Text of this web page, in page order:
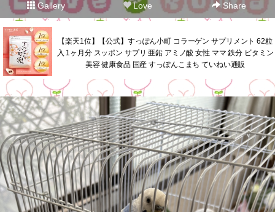
Gallery Love Share
【楽天1位】【公式】すっぽん小町 コラーゲン サプリメント 62粒
入 1ヶ月分 スッポン サプリ 亜鉛 アミノ酸 女性 ママ 鉄分 ビタミン
美容 健康食品 国産 すっぽんこまち ていねい通販